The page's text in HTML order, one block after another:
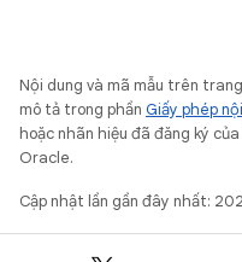
Nội dung và mã mẫu trên
mô tả trong phần Giấy phép
hoặc nhãn hiệu đã đăng ký
Oracle.
Cập nhật lần gần đây nhất: